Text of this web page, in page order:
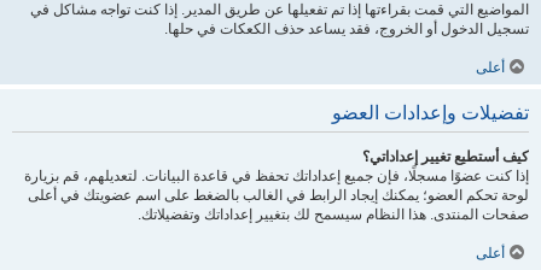
المواضيع التي قمت بقراءتها إذا تم تفعيلها عن طريق المدير. إذا كنت تواجه مشاكل في
تسجيل الدخول أو الخروج، فقد يساعد حذف الكعكات في حلها.
أعلى
تفضيلات وإعدادات العضو
كيف أستطيع تغيير إعداداتي؟
إذا كنت عضوًا مسجلًا، فإن جميع إعداداتك تحفظ في قاعدة البيانات. لتعديلهم، قم بزيارة
لوحة تحكم العضو؛ يمكنك إيجاد الرابط في الغالب بالضغط على اسم عضويتك في أعلى
صفحات المنتدى. هذا النظام سيسمح لك بتغيير إعداداتك وتفضيلاتك.
أعلى